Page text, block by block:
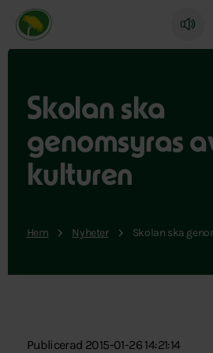
Miljöpartiet de gröna, startsida
Skolan ska
genomsyras
kulturen
Hem Nyheter Skolan ska
Publicerad 2015-01-26 14:21:14